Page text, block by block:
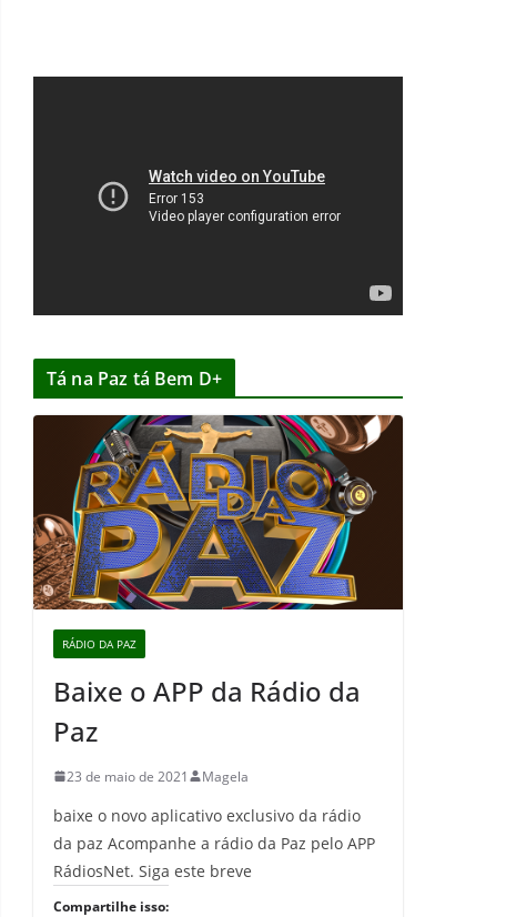
Tá na Paz tá Bem D+
RÁDIO DA PAZ
Baixe o APP da Rádio da
Paz
23 de maio de 2021 Magela
baixe o novo aplicativo exclusivo da rádio
da paz Acompanhe a rádio da Paz pelo APP
RádiosNet. Siga este breve
Compartilhe isso: